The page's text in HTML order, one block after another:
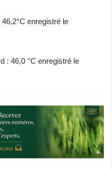
enregistré le
: 46,0 °C enregistré le